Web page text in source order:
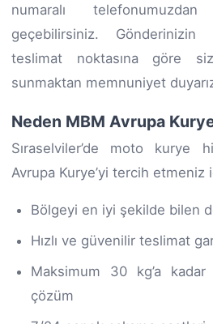
numaralı
geçebilirsiniz. Gönderinizin
teslimat noktasına göre
sunmaktan memnuniyet
Neden MBM Avrupa
Sıraselviler’de moto kurye
Avrupa Kurye’yi tercih
Bölgeyi en iyi şekilde bilen
Hızlı ve güvenilir teslimat
Maksimum 30 kg’a
çözüm